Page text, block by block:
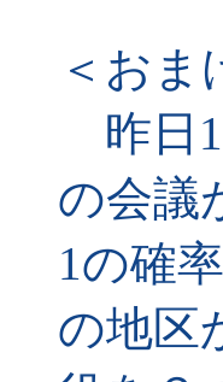
＜おま
昨日
の会議
1の確
の地区